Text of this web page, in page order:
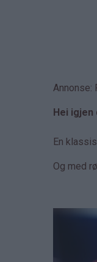
Annonse:
Hei igjen
En
Og med